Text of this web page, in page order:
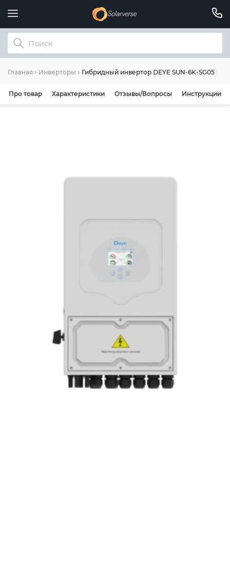
Главная Инверторы Гибридный инвертор DEYE SUN-6K-
Про товар Характеристики Отзывы/Вопросы Инструкции